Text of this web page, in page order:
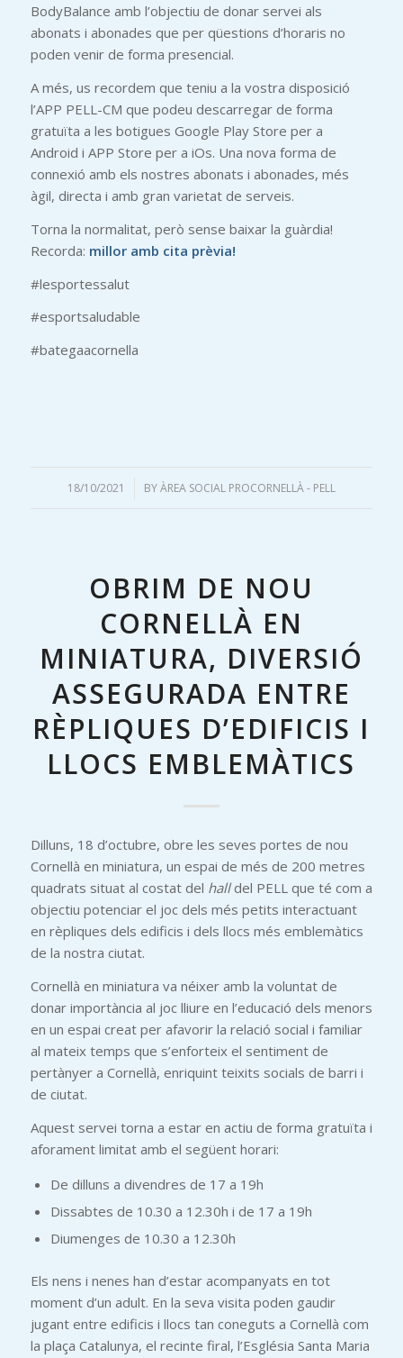
BodyBalance amb l’objectiu de donar servei als
abonats i abonades que per qüestions d’horaris no
poden venir de forma presencial.
A més, us recordem que teniu a la vostra disposició
l’APP PELL-CM que podeu descarregar de forma
gratuïta a les botigues Google Play Store per a
Android i APP Store per a iOs. Una nova forma de
connexió amb els nostres abonats i abonades, més
àgil, directa i amb gran varietat de serveis.
Torna la normalitat, però sense baixar la guàrdia!
Recorda: millor amb cita prèvia!
#lesportessalut
#esportsaludable
#bategaacornella
18/10/2021
/ BYÀREA SOCIAL PROCORNELLÀ - PELL
OBRIM DE NOU
CORNELLÀ EN
MINIATURA, DIVERSIÓ
ASSEGURADA ENTRE
RÈPLIQUES D’EDIFICIS I
LLOCS EMBLEMÀTICS
Dilluns, 18 d’octubre, obre les seves portes de nou
Cornellà en miniatura, un espai de més de 200 metres
quadrats situat al costat del halldel PELL que té com a
objectiu potenciar el joc dels més petits interactuant
en rèpliques dels edificis i dels llocs més emblemàtics
de la nostra ciutat.
Cornellà en miniatura va néixer amb la voluntat de
donar importància al joc lliure en l’educació dels menors
en un espai creat per afavorir la relació social i familiar
al mateix temps que s’enforteix el sentiment de
pertànyer a Cornellà, enriquint teixits socials de barri i
de ciutat.
Aquest servei torna a estar en actiu de forma gratuïta i
aforament limitat amb el següent horari:
De dilluns a divendres de 17 a 19h
Dissabtes de 10.30 a 12.30h i de 17 a 19h
Diumenges de 10.30 a 12.30h
Els nens i nenes han d’estar acompanyats en tot
moment d’un adult. En la seva visita poden gaudir
jugant entre edificis i llocs tan coneguts a Cornellà com
la plaça Catalunya, el recinte firal, l’Església Santa Maria